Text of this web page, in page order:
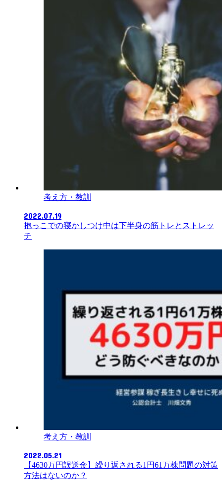
考え方・教訓
2022.07.19
抱っこでの寝かしつけ中は下半身の筋トレとストレッ
チ
考え方・教訓
2022.05.21
【4630万円誤送金】繰り返される1円61万株問題の対策
方法はないのか？